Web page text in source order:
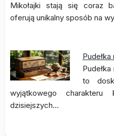
Mikołajki stają się coraz
oferują unikalny sposób na
to
wyjątkowego charakteru
dzisiejszych…